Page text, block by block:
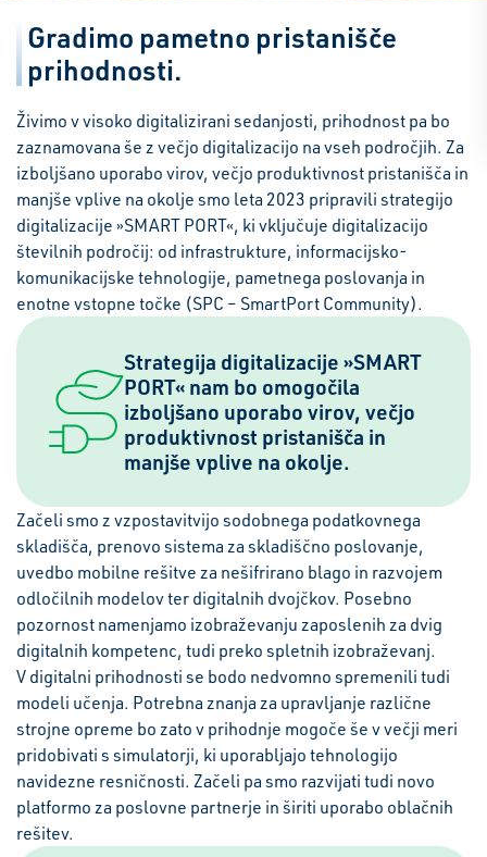
Gradimo pametno pristanišče
prihodnosti.
Živimo v visoko digitalizirani sedanjosti, prihodnost pa bo
zaznamovana še z večjo digitalizacijo na vseh področjih. Za
izboljšano uporabo virov, večjo produktivnost pristanišča in
manjše vplive na okolje smo leta 2023 pripravili strategijo
digitalizacije »SMART PORT«, ki vključuje digitalizacijo
številnih področij: od infrastrukture, informacijsko-
komunikacijske tehnologije, pametnega poslovanja in
enotne vstopne točke (SPC – SmartPort Community).
Strategija digitalizacije »SMART
PORT« nam bo omogočila
izboljšano uporabo virov, večjo
produktivnost pristanišča in
manjše vplive na okolje.
Začeli smo z vzpostavitvijo sodobnega podatkovnega
skladišča, prenovo sistema za skladiščno poslovanje,
uvedbo mobilne rešitve za nešifrirano blago in razvojem
odločilnih modelov ter digitalnih dvojčkov. Posebno
pozornost namenjamo izobraževanju zaposlenih za dvig
digitalnih kompetenc, tudi preko spletnih izobraževanj.
V digitalni prihodnosti se bodo nedvomno spremenili tudi
modeli učenja. Potrebna znanja za upravljanje različne
strojne opreme bo zato v prihodnje mogoče še v večji meri
pridobivati s simulatorji, ki uporabljajo tehnologijo
navidezne resničnosti. Začeli pa smo razvijati tudi novo
platformo za poslovne partnerje in širiti uporabo oblačnih
rešitev.